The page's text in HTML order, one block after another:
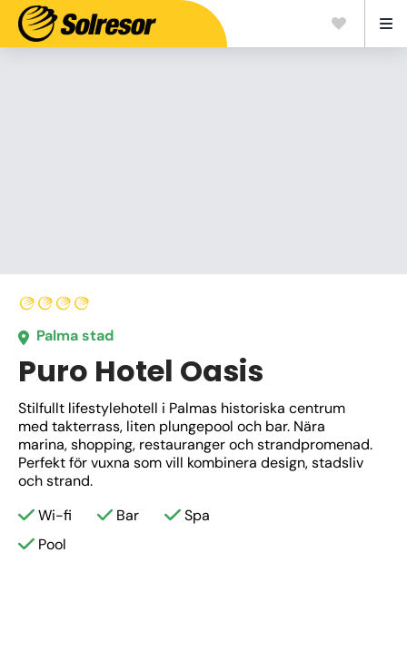
Palma stad
Puro Hotel Oasis
Stilfullt lifestylehotell i Palmas historiska centrum
med takterrass, liten plungepool och bar. Nära
marina, shopping, restauranger och strandpromenad.
Perfekt för vuxna som vill kombinera design, stadsliv
och strand.
Wi-fi
Bar
Spa
Pool